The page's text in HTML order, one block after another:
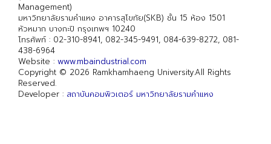
Management)
มหาวิทยาลัยรามคำแหง อาคารสุโขทัย(SKB) ชั้น 15 ห้อง 1501
หัวหมาก บางกะปิ กรุงเทพฯ 10240
โทรศัพท์ : 02-310-8941, 082-345-9491, 084-639-8272, 081-
438-6964
Website : www.mbaindustrial.com
Copyright © 2026 Ramkhamhaeng University.All Rights
Reserved.
Developer : สถาบันคอมพิวเตอร์ มหาวิทยาลัยรามคำแหง